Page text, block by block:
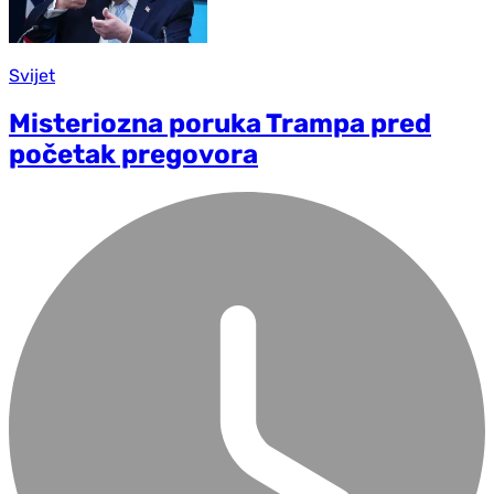
Svijet
Misteriozna poruka Trampa pred
početak pregovora